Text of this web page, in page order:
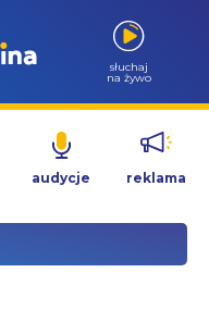
słuchaj
na żywo
audycje reklama